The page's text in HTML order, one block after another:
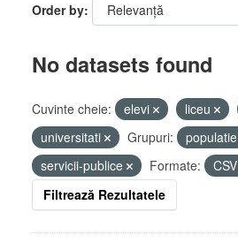
Order by
No datasets found
Cuvinte cheie: elevi liceu
universitati
Grupuri:
populatie
servicii-publice
Formate:
CSV
Filtrează Rezultatele